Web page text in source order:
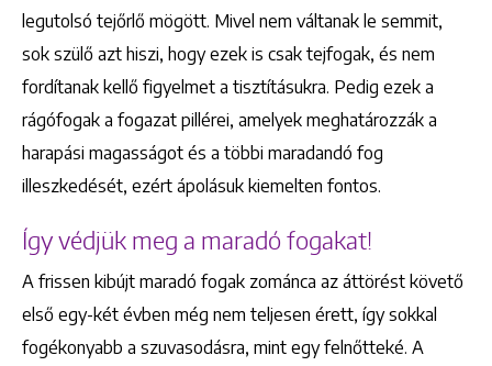
legutolsó tejőrlő mögött. Mivel nem váltanak le semmit,
sok szülő azt hiszi, hogy ezek is csak tejfogak, és nem
fordítanak kellő figyelmet a tisztításukra. Pedig ezek a
rágófogak a fogazat pillérei, amelyek meghatározzák a
harapási magasságot és a többi maradandó fog
illeszkedését, ezért ápolásuk kiemelten fontos.
Így védjük meg a maradó fogakat!
A frissen kibújt maradó fogak zománca az áttörést követő
első egy-két évben még nem teljesen érett, így sokkal
fogékonyabb a szuvasodásra, mint egy felnőtteké. A